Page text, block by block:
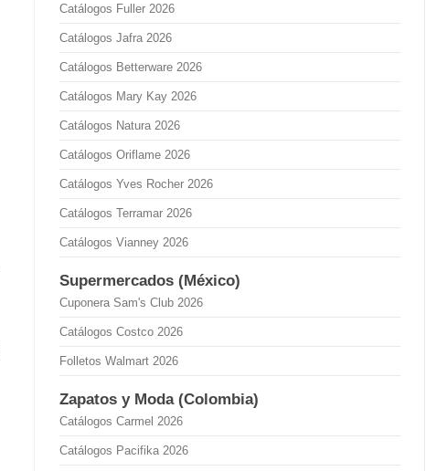
Catálogos Fuller 2026
Catálogos Jafra 2026
Catálogos Betterware 2026
Catálogos Mary Kay 2026
Catálogos Natura 2026
Catálogos Oriflame 2026
Catálogos Yves Rocher 2026
Catálogos Terramar 2026
Catálogos Vianney 2026
Supermercados (México)
Cuponera Sam's Club 2026
Catálogos Costco 2026
Folletos Walmart 2026
Zapatos y Moda (Colombia)
Catálogos Carmel 2026
Catálogos Pacifika 2026